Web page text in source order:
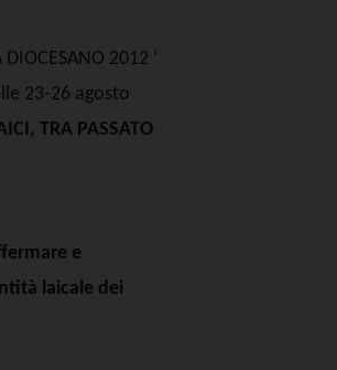
2012 ‘
23-26 agosto
TRA PASSATO
e
laicale dei